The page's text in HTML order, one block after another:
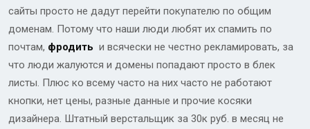
сайты просто не дадут перейти покупателю по общим
доменам. Потому что наши люди любят их спамить по
почтам, фродить и всячески не честно рекламировать, за
что люди жалуются и домены попадают просто в блек
листы. Плюс ко всему часто на них часто не работают
кнопки, нет цены, разные данные и прочие косяки
дизайнера. Штатный верстальщик за 30к руб. в месяц не